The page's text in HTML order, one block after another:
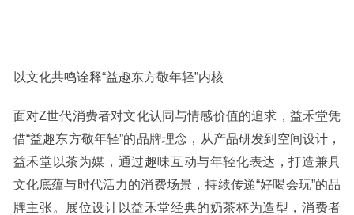
以文化共鸣诠释“益趣东方敬年轻”内核
面对Z世代消费者对文化认同与情感价值的追求，益禾堂凭
借“益趣东方敬年轻”的品牌理念，从产品研发到空间设计，
益禾堂以茶为媒，通过趣味互动与年轻化表达，打造兼具
文化底蕴与时代活力的消费场景，持续传递“好喝会玩”的品
牌主张。展位设计以益禾堂经典的奶茶杯为造型，消费者